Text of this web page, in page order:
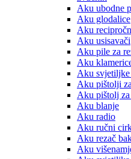
Aku ubodne
Aku glodalice
Aku
Aku usisavači
Aku pile za
Aku
Aku
Aku pištolji
Aku pištolj
Aku blanje
Aku radio
Aku ručni
Aku rezač
Aku